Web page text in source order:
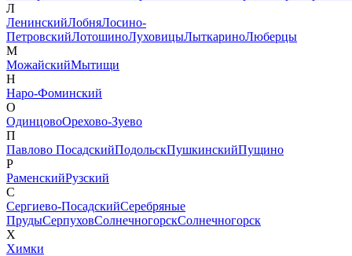
Л
ЛенинскийЛобняЛосино-
ПетровскийЛотошиноЛуховицыЛыткариноЛюберцы
М
МожайскийМытищи
Н
Наро-Фоминский
О
ОдинцовоОрехово-Зуево
П
Павлово ПосадскийПодольскПушкинскийПущино
Р
РаменскийРузский
С
Сергиево-ПосадскийСеребряные
ПрудыСерпуховСолнечногорскСолнечногорск
Х
Химки